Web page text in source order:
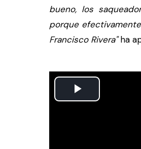
bueno, los
porque
Francisco Rivera"ha